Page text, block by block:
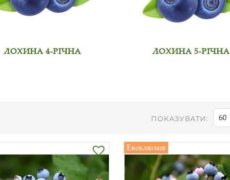
ЛОХИНА 4-РІЧНА ЛОХИНА 5-РІЧНА
ПОКАЗУВАТИ: 60
Ексклюзив